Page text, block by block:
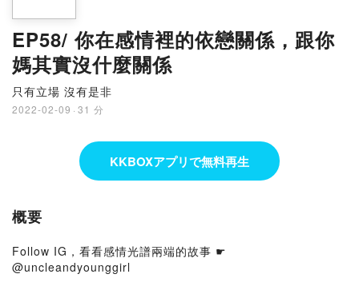
EP58/ 你在感情裡的依戀關係，跟你
媽其實沒什麼關係
只有立場 沒有是非
2022-02-09 · 31 分
KKBOXアプリで無料再生
概要
Follow IG，看看感情光譜兩端的故事 ☛
@uncleandyounggirl